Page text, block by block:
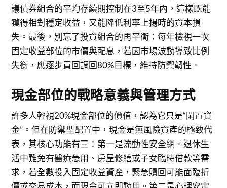
議債券組合的平均存續期控制在3至5年內，這樣既能
獲得相對穩定收益，又能降低利率上揚時的資本損
失。最後，別忘了投資組合的再平衡：每年檢視一次
固定收益部位的市價與配息，若因市場波動導致比例
失衡，應逐步買回調回80%目標，維持防禦韌性。
現金部位的戰略意義與管理方式
許多人輕視20%現金部位的價值，認為它只是“閑置資
金”。但在防禦型配置中，現金是無風險資產的極致代
表，其核心功能有三：第一是流動性安全網。退休生
活中難免有醫療急用、房屋修繕或子女臨時借款等需
求，若全數投入固定收益資產，緊急贖回可能面臨折